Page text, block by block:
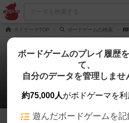
ボドゲーマTOP ボードゲームの検索
旨味
2店のカフェ/スペー
1
ボードゲームのプレイ履歴
て、
自分のデータを管理しませ
約75,000人がボドゲーマを利
遊んだボードゲームを記